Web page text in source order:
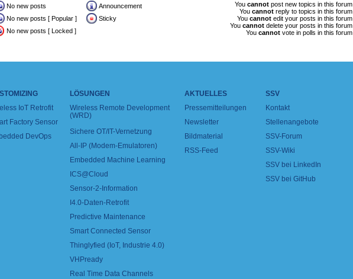
No new posts
Announcement
No new posts [ Popular ]
Sticky
No new posts [ Locked ]
You cannot post new topics in this forum
You cannot reply to topics in this forum
You cannot edit your posts in this forum
You cannot delete your posts in this forum
You cannot vote in polls in this forum
IoT Retrofit
Factory Sensor
DevOps
LÖSUNGEN
Wireless Remote Development
(WRD)
Sichere OT/IT-Vernetzung
All-IP (Modem-Emulatoren)
Embedded Machine Learning
ICS@Cloud
Sensor-2-Information
I4.0-Daten-Retrofit
Predictive Maintenance
Smart Connected Sensor
Thinglyfied (IoT, Industrie 4.0)
VHPready
Real Time Data Channels
AKTUELLES
Pressemitteilungen
Newsletter
Bildmaterial
RSS-Feed
SSV
Kontakt
Stellenangebote
SSV-Forum
SSV-Wiki
SSV bei LinkedIn
SSV bei GitHub